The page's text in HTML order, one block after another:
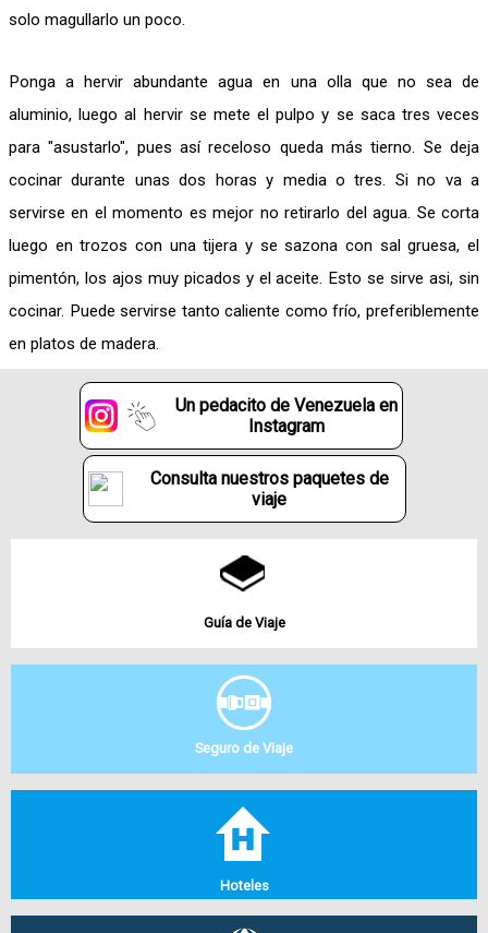
solo magullarlo un poco.
Ponga a hervir abundante agua en una olla que no sea de
aluminio, luego al hervir se mete el pulpo y se saca tres veces
para "asustarlo", pues así receloso queda más tierno. Se deja
cocinar durante unas dos horas y media o tres. Si no va a
servirse en el momento es mejor no retirarlo del agua. Se corta
luego en trozos con una tijera y se sazona con sal gruesa, el
pimentón, los ajos muy picados y el aceite. Esto se sirve asi, sin
cocinar. Puede servirse tanto caliente como frío, preferiblemente
en platos de madera.
Un pedacito de Venezuela en
Instagram
Consulta nuestros paquetes de
viaje
Guía de Viaje
Seguro de Viaje
Hoteles